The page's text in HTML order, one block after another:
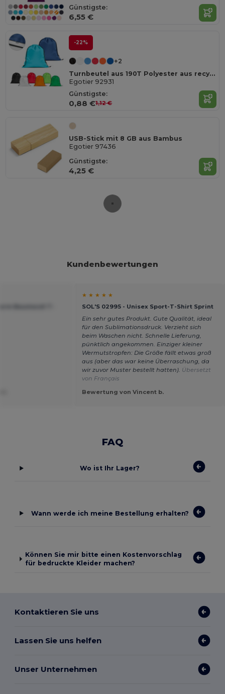
Günstigste:
6,55 €
-22%
+2
Turnbeutel aus 190T Polyester aus recyceltem (100% rPET)
Egotier 92931
Günstigste:
0,88 €1,12 €
USB-Stick mit 8 GB aus Bambus
Egotier 97436
Günstigste:
4,25 €
Kundenbewertungen
★ ★ ★ ★ ★
SOL'S 02995 - Unisex Sport-T-Shirt Sprint
Ein sehr gutes Produkt. Gute Qualität, ideal
für den Sublimationsdruck. Verzieht sich
beim Waschen nicht. Schnelle Lieferung,
pünktlich angekommen. Einziger kleiner
Wermutstropfen: Die Größe fällt etwas groß
aus (aber das war keine Überraschung, da
wir zuvor Muster bestellt hatten). Übersetzt
von Français
Bewertung von Vincent b.
FAQ
Wo ist Ihr Lager?
Wann werde ich meine Bestellung erhalten?
Können Sie mir bitte einen Kostenvorschlag
für bedruckte Kleider machen?
Kontaktieren Sie uns
Lassen Sie uns helfen
Unser Unternehmen